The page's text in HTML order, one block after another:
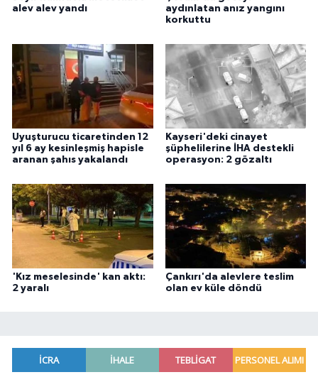
alev alev yandı
aydınlatan anız yangını
korkuttu
Uyuşturucu ticaretinden 12
yıl 6 ay kesinleşmiş hapisle
aranan şahıs yakalandı
Kayseri'deki cinayet
şüphelilerine İHA destekli
operasyon: 2 gözaltı
'Kız meselesinde' kan aktı:
2 yaralı
Çankırı'da alevlere teslim
olan ev küle döndü